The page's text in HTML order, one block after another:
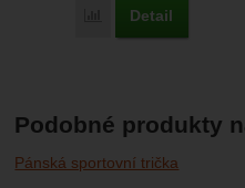
Porovnat
Detail
Podobné produkty
Pánská sportovní trička